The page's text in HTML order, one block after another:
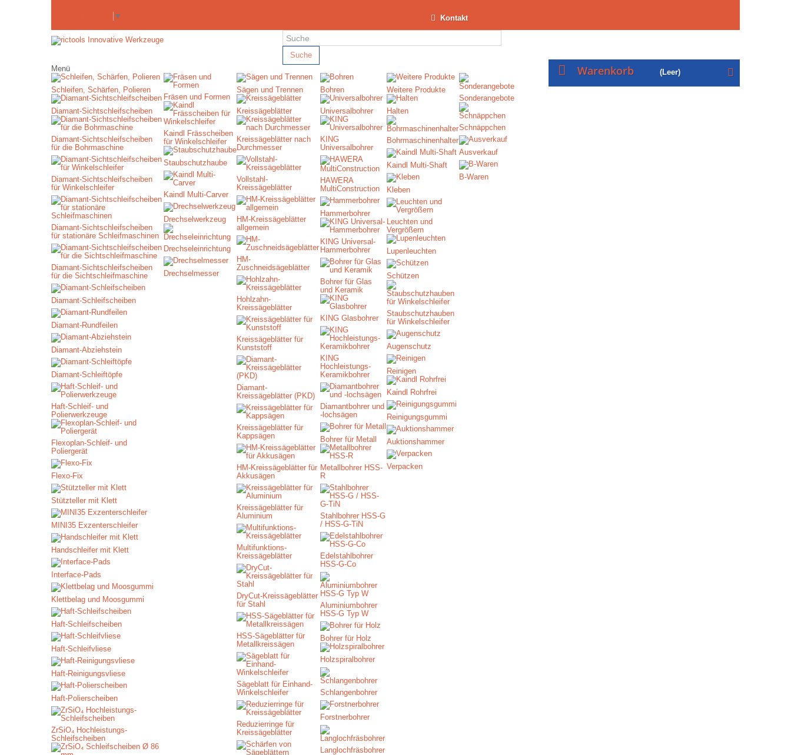
▼ Kontakt
Suche
Warenkorb (Leer)
Menü
Schleifen, Schärfen, Polieren
Diamant-Sichtschleifscheiben
Diamant-Sichtschleifscheiben
für die Bohrmaschine
Diamant-Sichtschleifscheiben
für Winkelschleifer
Diamant-Sichtschleifscheiben
für stationäre Schleifmaschinen
Diamant-Sichtschleifscheiben
für die Sichtschleifmaschine
Diamant-Schleifscheiben
Diamant-Rundfeilen
Diamant-Abziehstein
Diamant-Schleiftöpfe
Haft-Schleif- und
Polierwerkzeuge
Flexoplan-Schleif- und
Poliergerät
Flexo-Fix
Stützteller mit Klett
MINI35 Exzenterschleifer
Handschleifer mit Klett
Interface-Pads
Klettbelag und Moosgummi
Haft-Schleifscheiben
Haft-Schleifvliese
Haft-Reinigungsvliese
Haft-Polierscheiben
ZrSiO₄ Hochleistungs-
Schleifscheiben
Fräsen und Formen
Kaindl Frässcheiben
für Winkelschleifer
Staubschutzhaube
Kaindl Multi-Carver
Drechselwerkzeug
Drechseleinrichtung
Drechselmesser
Sägen und Trennen
Kreissägeblätter
Kreissägeblätter nach
Durchmesser
Vollstahl-
Kreissägeblätter
HM-Kreissägeblätter
allgemein
HM-
Zuschneidsägeblätter
Hohlzahn-
Kreissägeblätter
Kreissägeblätter für
Kunststoff
Diamant-
Kreissägeblätter (PKD)
Kreissägeblätter für
Kappsägen
HM-Kreissägeblätter für
Akkusägen
Kreissägeblätter für
Aluminium
Multifunktions-
Kreissägeblätter
DryCut-Kreissägeblätter
für Stahl
HSS-Sägeblätter für
Metallkreissägen
Sägeblatt für Einhand-
Winkelschleifer
Reduzierringe für
Kreissägeblätter
Bohren
Universalbohrer
KING
Universalbohrer
HAWERA
MultiConstruction
Hammerbohrer
KING Universal-
Hammerbohrer
Bohrer für Glas
und Keramik
KING Glasbohrer
KING
Hochleistungs-
Keramikbohrer
Diamantbohrer und
-lochsägen
Bohrer für Metall
Metallbohrer HSS-
R
Stahlbohrer HSS-G
/ HSS-G-TiN
Edelstahlbohrer
HSS-G-Co
Aluminiumbohrer
HSS-G Typ W
Bohrer für Holz
Holzspiralbohrer
Schlangenbohrer
Forstnerbohrer
Langlochfräsbohrer
Weitere Produkte
Halten
Bohrmaschinenhalter
Kaindl Multi-Shaft
Kleben
Leuchten und
Vergrößern
Lupenleuchten
Schützen
Staubschutzhauben
für Winkelschleifer
Augenschutz
Reinigen
Kaindl Rohrfrei
Reinigungsgummi
Auktionshammer
Verpacken
Sonderangebote
Schnäppchen
Ausverkauf
B-Waren